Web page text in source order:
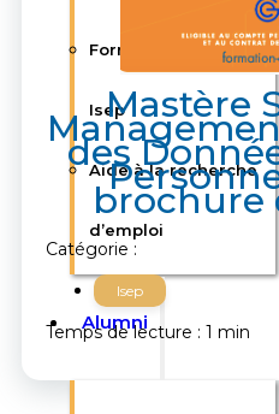
Formation continue
Isep
Aide à la recherche
d’emploi
Alumni
Mastère
des
brochure
Catégorie :
Isep
Temps de lecture : 1 min